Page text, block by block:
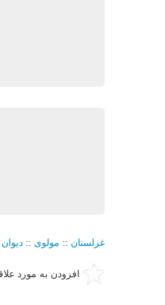
غزلستان :: مولوی ::
افزودن به مورد